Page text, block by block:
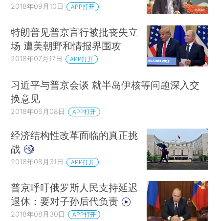
2018年09月10日 APP打开
特朗普见普京言行被批丧失立
场 遭美朝野和情报界围攻
2018年07月17日 APP打开
习近平与普京会谈 就半岛伊核等问题深入交
换意见
2018年06月08日 APP打开
经济结构性改革面临的真正挑
战
2018年08月31日 APP打开
普京呼吁俄罗斯人民支持延迟
退休：要对子孙后代负责
2018年08月30日 APP打开